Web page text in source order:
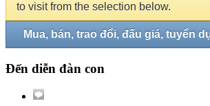
to visit from the selection below.
Mua, bán, trao đổi, đấu giá, tuyển
Đến diễn đàn con